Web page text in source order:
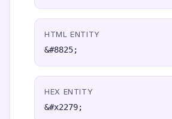
HTML ENTITY
&#8825;
HEX ENTITY
&#x2279;